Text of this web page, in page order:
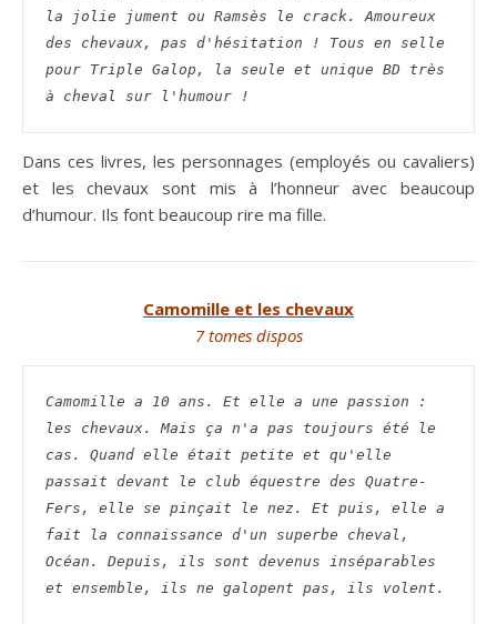
la jolie jument ou Ramsès le crack. Amoureux
des chevaux, pas d'hésitation ! Tous en selle
pour Triple Galop, la seule et unique BD très
à cheval sur l'humour !
Dans ces livres, les personnages (employés ou cavaliers)
et les chevaux sont mis à l’honneur avec beaucoup
d’humour. Ils font beaucoup rire ma fille.
Camomille et les chevaux
7 tomes dispos
Camomille a 10 ans. Et elle a une passion :
les chevaux. Mais ça n'a pas toujours été le
cas. Quand elle était petite et qu'elle
passait devant le club équestre des Quatre-
Fers, elle se pinçait le nez. Et puis, elle a
fait la connaissance d'un superbe cheval,
Océan. Depuis, ils sont devenus inséparables